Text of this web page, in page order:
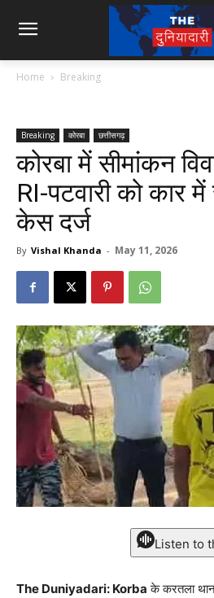
Home Breaking
Breaking कोरबा छत्तीसगढ़
कोरबा में सीमांकन
RI-पटवारी को कार में
केस दर्ज
By Vishal Khanda - May 11, 2026
Listen to
The Duniyadari: Korba के करतला थाना